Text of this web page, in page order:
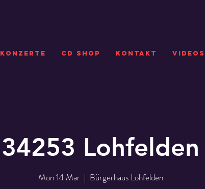
KONZERTE CD SHOP Kontakt VIDEOS
34253 Lohfelden
Mon 14 Mar
  |
Bürgerhaus Lohfelden